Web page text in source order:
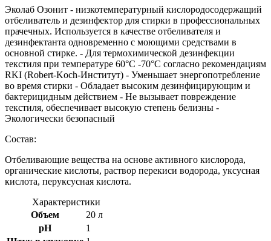
Эколаб Озонит - низкотемпературный кислородосодержащий
отбеливатель и дезинфектор для стирки в профессиональных
прачечных. Используется в качестве отбеливателя и
дезинфектанта одновременно с моющими средствами в
основной стирке. - Для термохимической дезинфекции
текстиля при температуре 60°C -70°C согласно рекомендациям
RKI (Robert-Koch-Институт) - Уменьшает энергопотребление
во время стирки - Обладает высоким дезинфицирующим и
бактерицидным действием - Не вызывает повреждение
текстиля, обеспечивает высокую степень белизны -
Экологически безопасный
Состав:
Отбеливающие вещества на основе активного кислорода,
органические кислоты, раствор перекиси водорода, уксусная
кислота, перуксусная кислота.
Характеристики
Объем
20 л
рH
1